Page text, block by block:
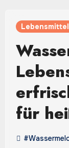
für